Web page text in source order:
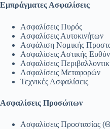
Εμπράγματες Ασφαλίσεις
Ασφαλίσεις
Ασφαλίσεις
Ασφάλιση Νομικής
Ασφαλίσεις Αστικής
Ασφαλίσεις
Ασφαλίσεις Μεταφορών
Τεχνικές Ασφαλίσεις
Ασφαλίσεις Προσώπων
Ασφαλίσεις Προστασίας